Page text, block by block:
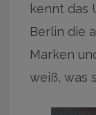
kennt das
Berlin die
Marken
weiß, was